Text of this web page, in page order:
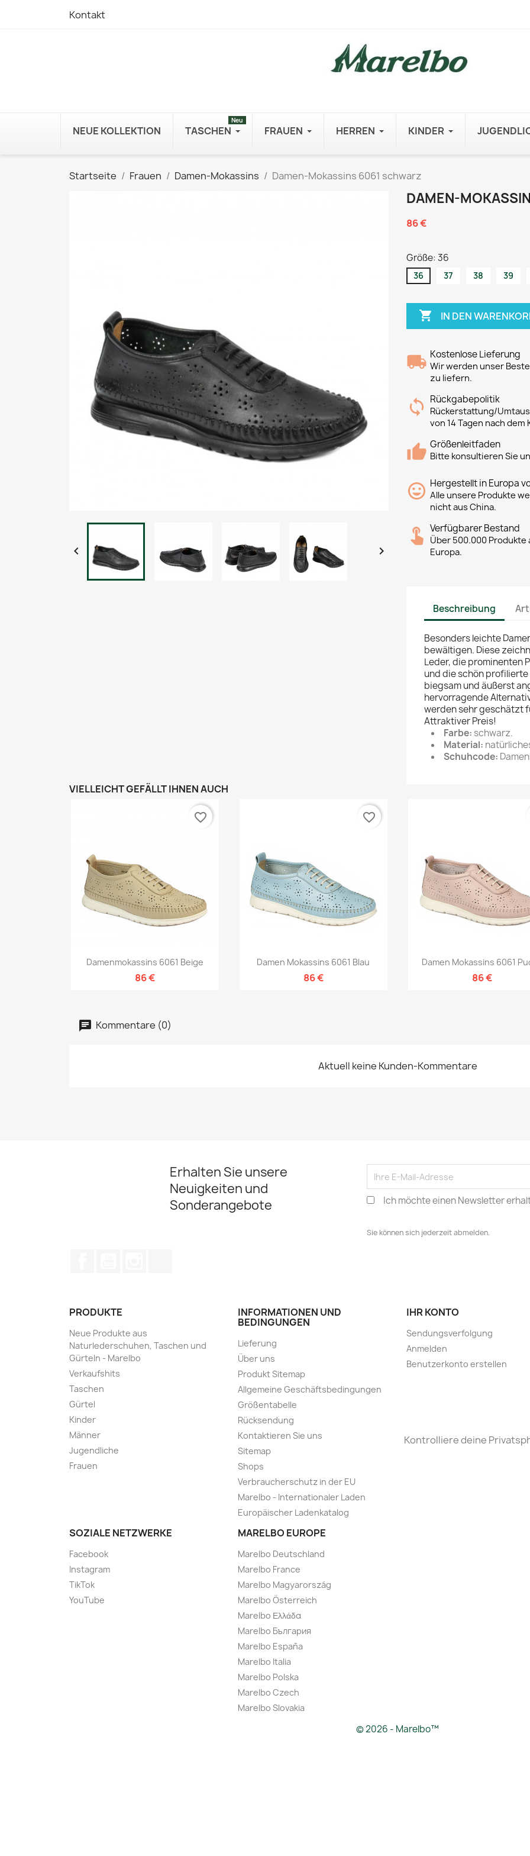
Kontakt
NEUE KOLLEKTION TASCHEN
Neu
FRAUEN HERREN KINDER
Startseite Frauen Damen-Mokassins Damen-Mokassins 6061 schwarz
 
DAMEN-
86 €
Größe: 36
36 37 38 39
 IN DEN
Kostenlose Lieferung
Wir werden unser
zu liefern.
Rückgabepolitik
Rückerstattung/
von 14 Tagen nach dem
Größenleitfaden
Bitte konsultieren Sie
Hergestellt in Europa
Alle unsere Produkte
nicht aus China.
Verfügbarer Bestand
Über 500.000
Europa.
Beschreibung
Besonders leichte
bewältigen. Diese
Leder, die prominenten
und die schön profilierte
biegsam und äußerst
hervorragende
werden sehr geschätzt
Attraktiver Preis!
Farbe: schwarz.
Material:
Schuhcode:
VIELLEICHT GEFÄLLT IHNEN AUCH
Vorschau
Damenmokassins 6061 Beige
86 €
favorite_border
Vorschau
Damen Mokassins 6061 Blau
86 €
favorite_border
Vorschau
Damen Mokassins 6061
86 €
Kommentare (0)
Aktuell keine Kunden-Kommentare
Erhalten Sie unsere
Neuigkeiten und
Sonderangebote
Ich möchte einen Newsletter
Sie können sich jederzeit abmelden.
PRODUKTE
Neue Produkte aus
Naturlederschuhen, Taschen und
Gürteln - Marelbo
Verkaufshits
Taschen
Gürtel
Kinder
Männer
Jugendliche
Frauen
INFORMATIONEN UND
BEDINGUNGEN
Lieferung
Über uns
Produkt Sitemap
Allgemeine Geschäftsbedingungen
Größentabelle
Rücksendung
Kontaktieren Sie uns
Sitemap
Shops
Verbraucherschutz in der EU
Marelbo - Internationaler Laden
Europäischer Ladenkatalog
SOZIALE NETZWERKE
Facebook
Instagram
TikTok
YouTube
MARELBO EUROPE
Marelbo Deutschland
Marelbo France
Marelbo Magyarország
Marelbo Österreich
Marelbo Ελλάδα
Marelbo България
Marelbo España
Marelbo Italia
Marelbo Polska
Marelbo Czech
Marelbo Slovakia
IHR KONTO
Sendungsverfolgung
Anmelden
Benutzerkonto erstellen
Kontrolliere deine
© 2026 - Marelbo™